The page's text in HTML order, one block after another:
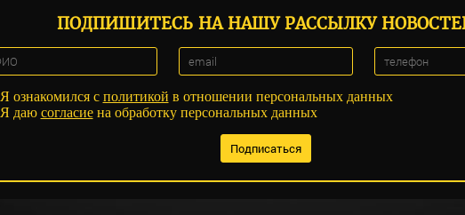
ПОДПИШИТЕСЬ НА НАШУ РАССЫЛКУ
Я ознакомился с политикой в отношении персональных данных
Я даю согласиена обработку персональных данных